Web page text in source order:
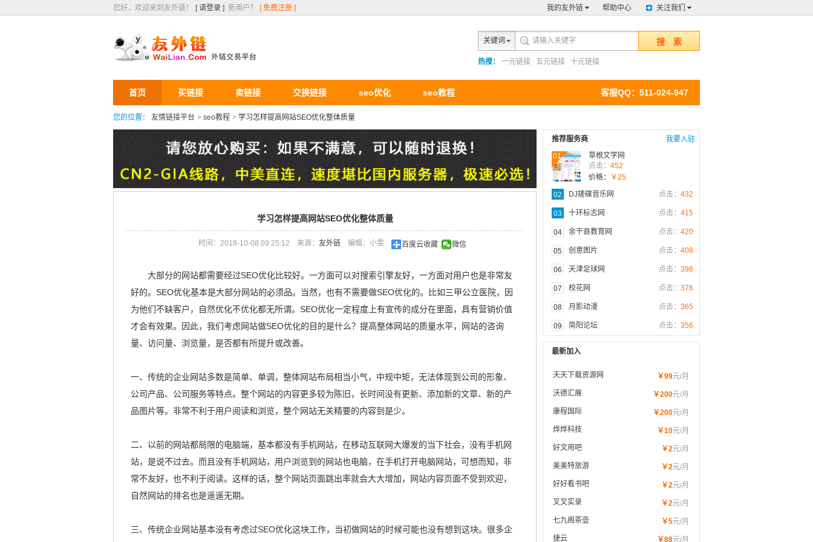
您好，欢迎来到友外链！ [ 请登录 ] 新用户？ [ 免费注册 ] 我的友外链 帮助中心 关注我们
关键词 搜 索
热搜： 一元链接 五元链接 十元链接
首页 买链接 卖链接 交换链接 seo优化 seo教程 客服QQ：511-024-947
您的位置： 友情链接平台 > seo教程 > 学习怎样提高网站SEO优化整体质量
学习怎样提高网站SEO优化整体质量
时间：2018-10-08 09:25:12 来源： 友外链 编辑：小雯 百度云收藏 微信
大部分的网站都需要经过SEO优化比较好。一方面可以对搜索引擎友好，一方面对用户也是非常友
好的。SEO优化基本是大部分网站的必须品。当然，也有不需要做SEO优化的。比如三甲公立医院，因
为他们不缺客户，自然优化不优化都无所谓。SEO优化一定程度上有宣传的成分在里面，具有营销价值
才会有效果。因此，我们考虑网站做SEO优化的目的是什么？提高整体网站的质量水平，网站的咨询
量、访问量、浏览量，是否都有所提升或改善。
一、传统的企业网站多数是简单、单调，整体网站布局相当小气，中规中矩，无法体现到公司的形象、
公司产品、公司服务等特点。整个网站的内容更多较为陈旧，长时间没有更新、添加新的文章、新的产
品图片等。非常不利于用户阅读和浏览，整个网站无关精要的内容到是少。
二、以前的网站都局限的电脑端，基本都没有手机网站，在移动互联网大爆发的当下社会，没有手机网
站，是说不过去。而且没有手机网站，用户浏览到的网站也电脑，在手机打开电脑网站，可想而知，非
常不友好，也不利于阅读。这样的话，整个网站页面跳出率就会大大增加，网站内容页面不受到欢迎，
自然网站的排名也是遥遥无期。
三、传统企业网站基本没有考虑过SEO优化这块工作，当初做网站的时候可能也没有想到这块。很多企
推荐服务商
我要入驻
01
草根文学网
点击： 452
价格：
￥25
02 DJ搓碟音乐网 点击： 432
03 十环标志网 点击： 415
04 余干县教育网 点击： 420
05 创意图片 点击： 408
06 天津足球网 点击： 398
07 校花网 点击： 376
08 月影动漫 点击： 365
09 简阳论坛 点击： 356
最新加入
天天下载资源网 ￥99元/月
沃德汇展
￥200元/月
康程国际
￥200元/月
烨烨科技
￥10元/月
好文用吧
￥2元/月
美美特旅游
￥2元/月
好好看书吧
￥2元/月
叉叉实录
￥2元/月
七九阁茶壶
￥5元/月
捷云
￥88元/月